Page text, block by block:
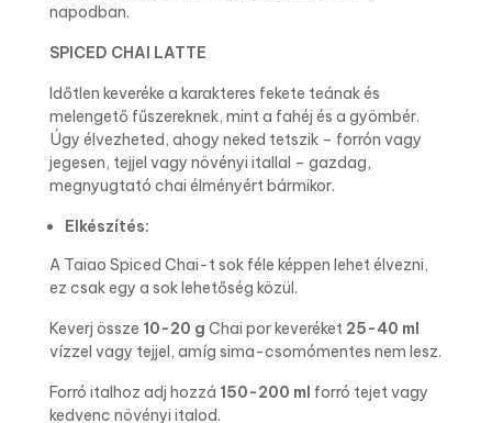
napodban.
SPICED CHAI LATTE
Időtlen keveréke a karakteres fekete teának és
melengető fűszereknek, mint a fahéj és a gyömbér.
Úgy élvezheted, ahogy neked tetszik – forrón vagy
jegesen, tejjel vagy növényi itallal – gazdag,
megnyugtató chai élményért bármikor.
Elkészítés:
A Taiao Spiced Chai-t sok féle képpen lehet élvezni,
ez csak egy a sok lehetőség közül.
Keverj össze 10-20 g Chai por keveréket 25-40 ml
vízzel vagy tejjel, amíg sima-csomómentes nem lesz.
Forró italhoz adj hozzá 150-200 ml forró tejet vagy
kedvenc növényi italod.